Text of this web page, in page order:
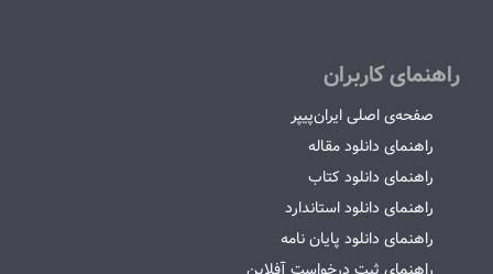
راهنمای کاربران
صفحه‌ی اصلی ایران‌پیپر
راهنمای دانلود مقاله
راهنمای دانلود کتاب
راهنمای دانلود استاندارد
راهنمای دانلود پایان نامه
راهنمای ثبت درخواست آفلاین